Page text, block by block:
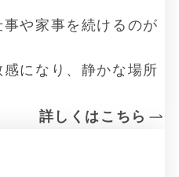
や家事を続けるのが
になり、静かな場所
詳しくはこちら